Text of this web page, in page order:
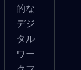
的な
デジ
タル
ワー